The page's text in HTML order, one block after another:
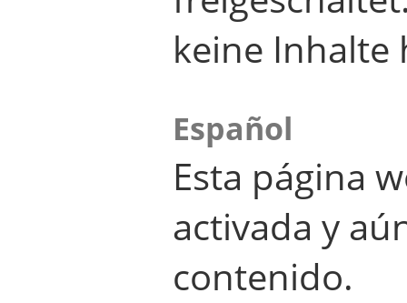
keine Inhalte
Español
Esta página
activada y
contenido.